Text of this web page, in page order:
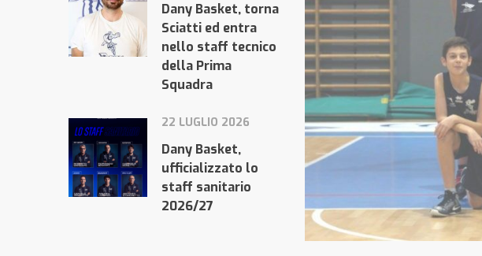
Dany Basket, torna
Sciatti ed entra
nello staff tecnico
della Prima
Squadra
22 LUGLIO 2026
Dany Basket,
ufficializzato lo
staff sanitario
2026/27